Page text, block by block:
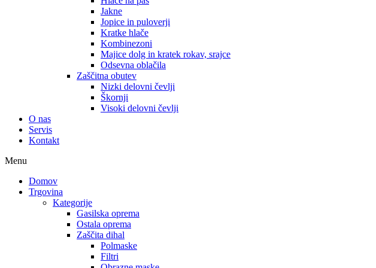
Jakne
Jopice in puloverji
Kratke hlače
Kombinezoni
Majice dolg in kratek rokav, srajce
Odsevna oblačila
Zaščitna obutev
Nizki delovni čevlji
Škornji
Visoki delovni čevlji
O nas
Servis
Kontakt
Menu
Domov
Trgovina
Kategorije
Gasilska oprema
Ostala oprema
Zaščita dihal
Polmaske
Filtri